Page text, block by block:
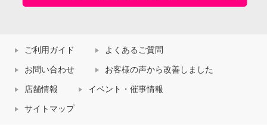
ご利用ガイド よくあるご質問
お問い合わせ お客様の声から改善しました
店舗情報 イベント・催事情報
サイトマップ